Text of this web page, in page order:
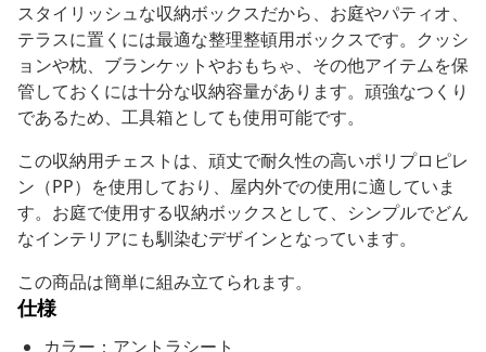
スタイリッシュな収納ボックスだから、お庭やパティオ、
テラスに置くには最適な整理整頓用ボックスです。クッシ
ョンや枕、ブランケットやおもちゃ、その他アイテムを保
管しておくには十分な収納容量があります。頑強なつくり
であるため、工具箱としても使用可能です。
この収納用チェストは、頑丈で耐久性の高いポリプロピレ
ン（PP）を使用しており、屋内外での使用に適していま
す。お庭で使用する収納ボックスとして、シンプルでどん
なインテリアにも馴染むデザインとなっています。
この商品は簡単に組み立てられます。
仕様
カラー：アントラシート